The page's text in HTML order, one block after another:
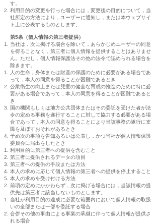
す。
利用目的の変更を行った場合には，変更後の目的について，当
社所定の方法により，ユーザーに通知し，または本ウェブサイ
ト上に公表するものとします。
第5条（個人情報の第三者提供）
当社は，次に掲げる場合を除いて，あらかじめユーザーの同意
を得ることなく，第三者に個人情報を提供することはありませ
ん。ただし，個人情報保護法その他の法令で認められる場合を
除きます。
人の生命，身体または財産の保護のために必要がある場合であ
って，本人の同意を得ることが困難であるとき
公衆衛生の向上または児童の健全な育成の推進のために特に必
要がある場合であって，本人の同意を得ることが困難であると
き
国の機関もしくは地方公共団体またはその委託を受けた者が法
令の定める事務を遂行することに対して協力する必要がある場
合であって，本人の同意を得ることにより当該事務の遂行に支
障を及ぼすおそれがあるとき
予め次の事項を告知あるいは公表し，かつ当社が個人情報保護
委員会に届出をしたとき
利用目的に第三者への提供を含むこと
第三者に提供されるデータの項目
第三者への提供の手段または方法
本人の求めに応じて個人情報の第三者への提供を停止すること
本人の求めを受け付ける方法
前項の定めにかかわらず，次に掲げる場合には，当該情報の提
供先は第三者に該当しないものとします。
当社が利用目的の達成に必要な範囲内において個人情報の取扱
いの全部または一部を委託する場合
合併その他の事由による事業の承継に伴って個人情報が提供さ
れる場合